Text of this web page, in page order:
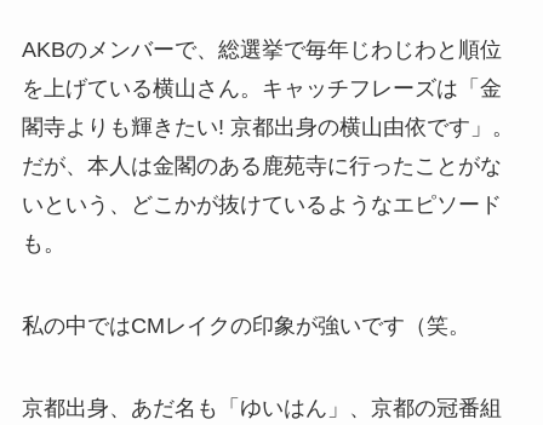
AKBのメンバーで、総選挙で毎年じわじわと順位
を上げている横山さん。キャッチフレーズは「金
閣寺よりも輝きたい! 京都出身の横山由依です」。
だが、本人は金閣のある鹿苑寺に行ったことがな
いという、どこかが抜けているようなエピソード
も。
私の中ではCMレイクの印象が強いです（笑。
京都出身、あだ名も「ゆいはん」、京都の冠番組